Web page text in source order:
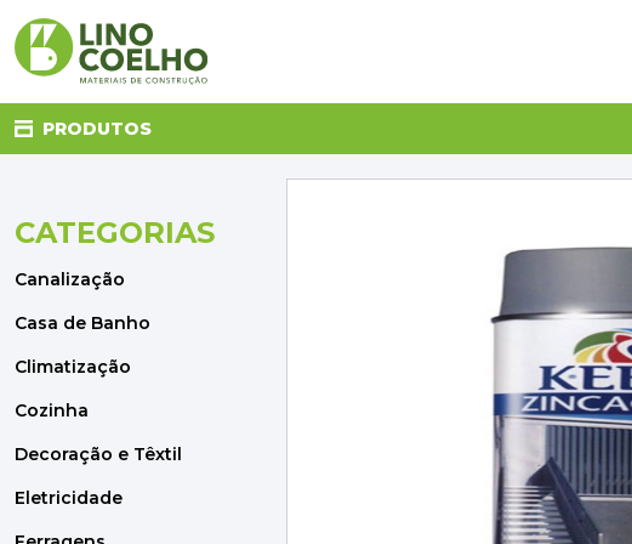
PRODUTOS
CANALIZAÇÃO
CLIMATIZAÇÃO
COZINHA
ELETRICIDADE
FERRAGENS
ILUMINAÇÃO
JARDIM
CATEGORIAS
Canalização
Casa de Banho
Climatização
Cozinha
Decoração e Têxtil
Eletricidade